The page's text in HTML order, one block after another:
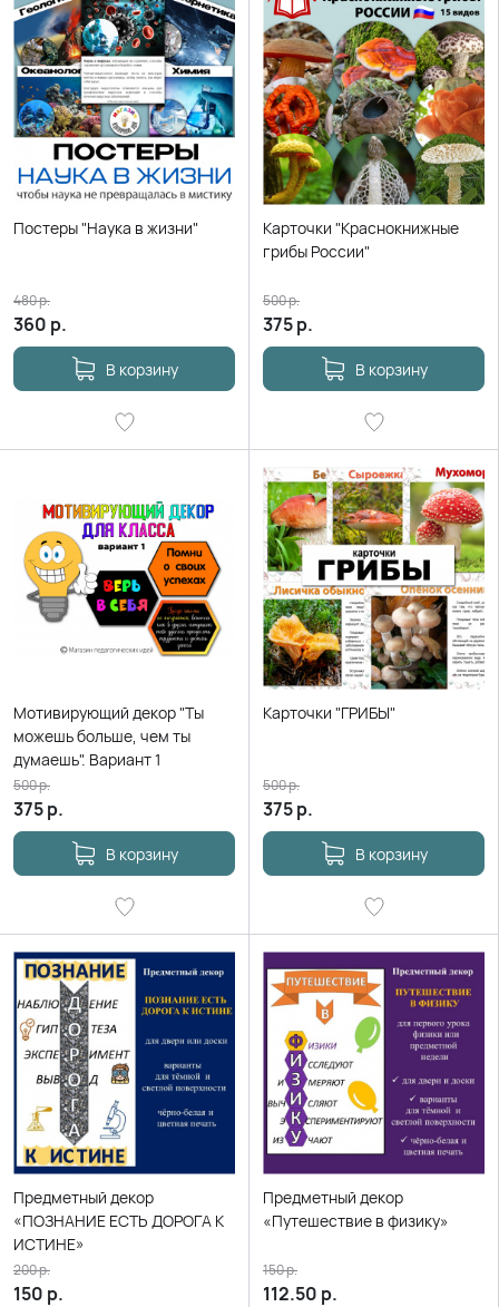
Постеры "Наука в жизни"
360 р.
480р.
В корзину
Карточки "Краснокнижные
грибы России"
375р.
500р.
В корзину
Мотивирующий декор "Ты
можешь больше, чем ты
думаешь". Вариант 1
375р.
500р.
В корзину
Карточки "ГРИБЫ"
375р.
500р.
В корзину
Предметный декор
«ПОЗНАНИЕ ЕСТЬ ДОРОГА К
ИСТИНЕ»
150 р.
200р.
Предметный декор
«Путешествие в физику»
112.50 р.
150р.